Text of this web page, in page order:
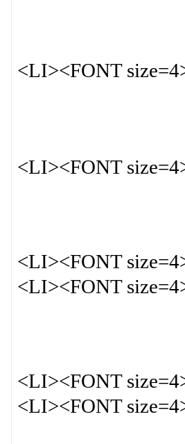
<LI><FONT
<LI><FONT
<LI><FONT
<LI><FONT
<LI><FONT
<LI><FONT